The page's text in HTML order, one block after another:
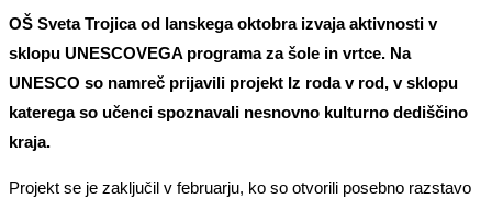
OŠ Sveta Trojica od lanskega oktobra izvaja aktivnosti v
sklopu UNESCOVEGA programa za šole in vrtce. Na
UNESCO so namreč prijavili projekt Iz roda v rod, v sklopu
katerega so učenci spoznavali nesnovno kulturno dediščino
kraja.
Projekt se je zaključil v februarju, ko so otvorili posebno razstavo